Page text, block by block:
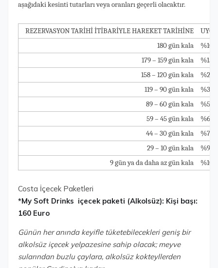
aşağıdaki kesinti tutarları veya oranları geçerli olacaktır.
REZERVASYON TARİHİ İTİBARİYLE HAREKET TARİHİNE
180 gün kala
%10
179 – 159 gün kala
%15
158 – 120 gün kala
%25
119 – 90 gün kala
%30
89 – 60 gün kala
%50
59 – 45 gün kala
%60
44 – 30 gün kala
%75
29 – 10 gün kala
%90
9 gün ya da daha az gün kala
%100
Costa İçecek Paketleri
*My Soft Drinks içecek paketi (Alkolsüz): Kişi başı:
160 Euro
Günün her anında keyifle tüketebilecekleri geniş bir
alkolsüz içecek yelpazesine sahip olacak; meyve
sularından buzlu çaylara, alkolsüz kokteyllerden